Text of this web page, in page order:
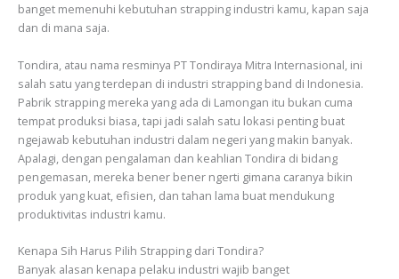
banget memenuhi kebutuhan strapping industri kamu, kapan saja
dan di mana saja.
Tondira, atau nama resminya PT Tondiraya Mitra Internasional, ini
salah satu yang terdepan di industri strapping band di Indonesia.
Pabrik strapping mereka yang ada di Lamongan itu bukan cuma
tempat produksi biasa, tapi jadi salah satu lokasi penting buat
ngejawab kebutuhan industri dalam negeri yang makin banyak.
Apalagi, dengan pengalaman dan keahlian Tondira di bidang
pengemasan, mereka bener bener ngerti gimana caranya bikin
produk yang kuat, efisien, dan tahan lama buat mendukung
produktivitas industri kamu.
Kenapa Sih Harus Pilih Strapping dari Tondira?
Banyak alasan kenapa pelaku industri wajib banget